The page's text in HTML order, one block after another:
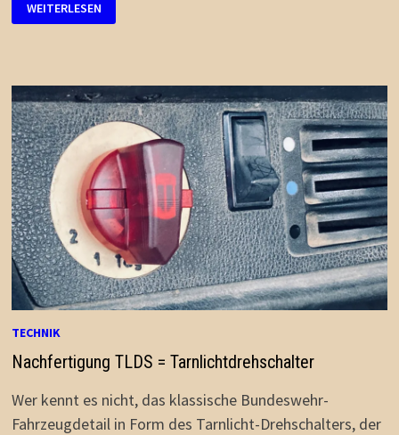
#13:
TATONKA
WEITERLESEN
TECHNIK
Nachfertigung TLDS = Tarnlichtdrehschalter
Wer kennt es nicht, das klassische Bundeswehr-
Fahrzeugdetail in Form des Tarnlicht-Drehschalters, der